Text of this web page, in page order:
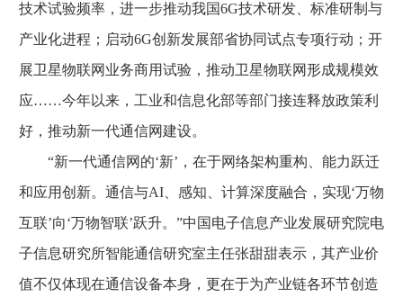
技术试验频率，进一步推动我国6G技术研发、标准研制与
产业化进程；启动6G创新发展部省协同试点专项行动；开
展卫星物联网业务商用试验，推动卫星物联网形成规模效
应……今年以来，工业和信息化部等部门接连释放政策利
好，推动新一代通信网建设。
“新一代通信网的‘新’，在于网络架构重构、能力跃迁
和应用创新。通信与AI、感知、计算深度融合，实现‘万物
互联’向‘万物智联’跃升。”中国电子信息产业发展研究院电
子信息研究所智能通信研究室主任张甜甜表示，其产业价
值不仅体现在通信设备本身，更在于为产业链各环节创造